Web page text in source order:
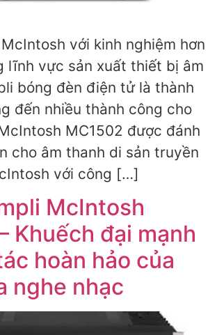
với kinh nghiệm hơn
lĩnh vực sản xuất thiết bị âm
bóng đèn điện tử là thành
đến nhiều thành công cho
MC1502 được đánh
cho âm thanh di sản truyền
với công […]
McIntosh
Khuếch đại mạnh
hoàn hảo của
nghe nhạc